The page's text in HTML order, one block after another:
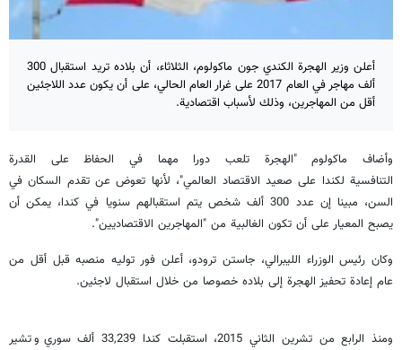
أعلن وزير الهجرة الكندي جون ماكولوم، الثلاثاء، أن بلاده تريد استقبال 300
ألف مهاجر في العام 2017 على غرار العام الحالي، على أن يكون عدد اللاجئين
أقل من المهاجرين، وذلك لأسباب اقتصادية.
وأضاف ماكولوم "الهجرة تلعب دورا مهما في الحفاظ على القدرة
التنافسية ل‍كندا على صعيد الاقتصاد العالمي"، لأنها تعوض عن تقدم السكان في
السن، مبينا إن عدد 300 ألف شخص يتم استقبالهم سنويا في كندا، يمكن أن
يصبح المعيار على أن تكون الغالبية من "المهاجرين الاقتصاديين".
وكان رئيس الوزراء الليبرالي، جاستن ترودو، أعلن فور توليه منصبه قبل أقل من
عام إعادة تحفيز الهجرة إلى بلاده خصوصا من خلال استقبال لاجئين.
ومنذ الرابع من تشرين الثاني 2015، استقبلت كندا 33,239 ألف سوري وتشير